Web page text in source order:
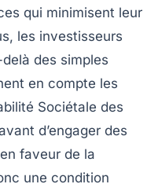
qui minimisent leur
les investisseurs
des simples
en compte les
Sociétale des
d’engager des
faveur de la
une condition